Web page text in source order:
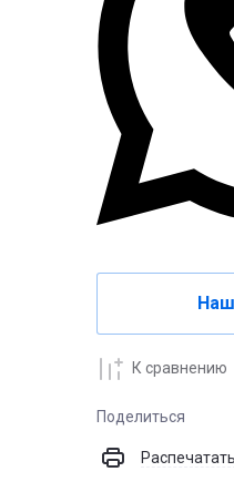
К сравнению
Поделиться
Распечатать